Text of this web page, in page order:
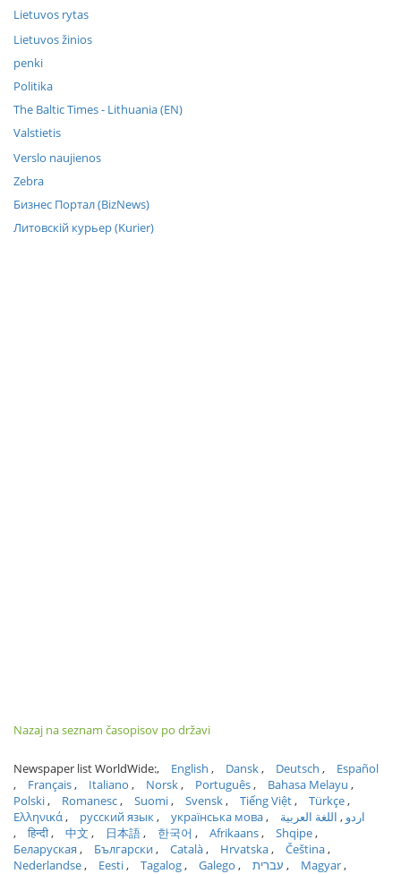
Lietuvos rytas
Lietuvos žinios
penki
Politika
The Baltic Times - Lithuania (EN)
Valstietis
Verslo naujienos
Zebra
Бизнес Портал (BizNews)
Литовскiй курьер (Kurier)
Nazaj na seznam časopisov po državi
Newspaper list WorldWide: English Dansk Deutsch
Español
Français
Italiano Norsk Português
Bahasa Melayu
Polski
Romanesc Suomi Svensk Tiếng Việt
Türkçe
Ελληνικά
русский язык українська мова اردو
اللغة العربية
हिन्दी
中文 日本語 한국어 Afrikaans
Shqipe
Беларуская
Български Català Hrvatska
Čeština
Nederlandse
Eesti Tagalog Galego עברית
Magyar